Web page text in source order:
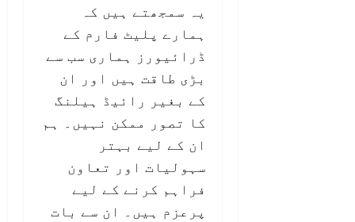
یہ سمجھتے ہیں کہ
ہمارے پلیٹ فارم کے
ڈرائیورز ہماری سب سے
بڑی طاقت ہیں اور ان
کے بغیر رائیڈ ہیلنگ
کا تصور ممکن نہیں۔ ہم
ان کے لیے بہتر
سہولیات اور تعاون
فراہم کرنے کے لیے
پرعزم ہیں۔ ان سے بات